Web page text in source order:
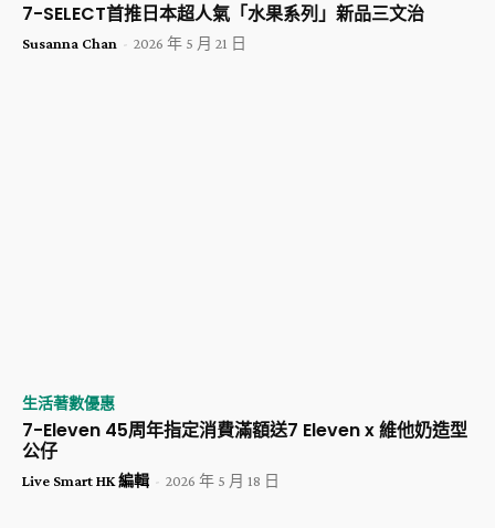
​7-SELECT首推日本超人氣「水果系列」新品三文治
Susanna Chan - 2026 年 5 月 21 日
生活著數優惠
7-Eleven 45周年指定消費滿額送7 Eleven x 維他奶造型
公仔
Live Smart HK 編輯 - 2026 年 5 月 18 日